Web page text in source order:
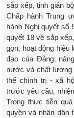
sắp xếp, tinh giản
Chấp hành Trung
hành Nghị quyết số
quyết 18 về sắp
gọn, hoạt động hiệu
đạo của Đảng;
nước và chất lượng
thể chính trị - xã
trước yêu cầu,
Trong thực tiễn
quyền và nhân dân